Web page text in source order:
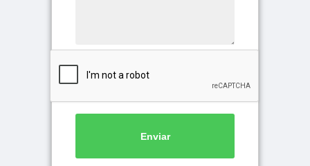
Enviar